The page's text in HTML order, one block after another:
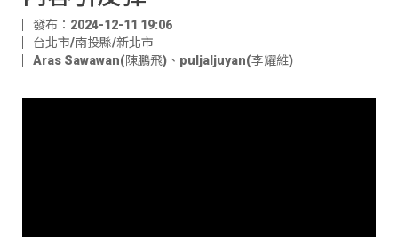
發布：2024-12-11 19:06
台北市/南投縣/新北市
Aras Sawawan(陳鵬飛) 、 puljaljuyan(李耀維)